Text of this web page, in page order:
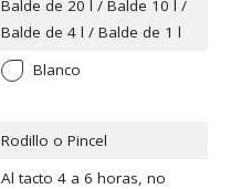
Balde de 20 l / Balde 10 l /
Balde de 4 l / Balde de 1 l
Blanco
Rodillo o Pincel
Al tacto 4 a 6 horas, no